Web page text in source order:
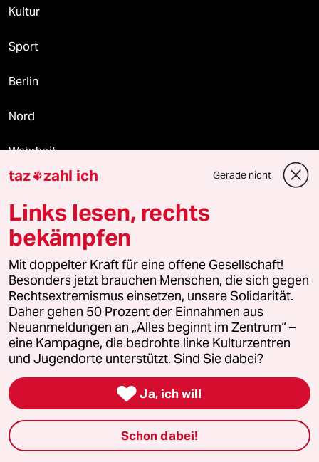
Kultur
Sport
Berlin
Nord
Wahrheit
Themen
Hitze
Gewalt gegen Frauen
Nahost-Konflikt
Verlag
Aktuelles
taz zahl ich Gerade nicht
Links lesen, rechts
bekämpfen
Mit doppelter Kraft für eine offene Gesellschaft!
Besonders jetzt brauchen Menschen, die sich gegen
Rechtsextremismus einsetzen, unsere Solidarität.
Daher gehen 50 Prozent der Einnahmen aus
Neuanmeldungen an „Alles beginnt im Zentrum“ –
eine Kampagne, die bedrohte linke Kulturzentren
und Jugendorte unterstützt. Sind Sie dabei?
 Ja, ich will
Schon dabei!